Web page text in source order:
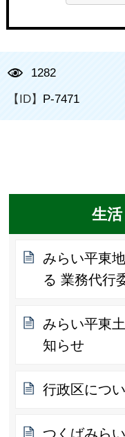
1282
【ID】 P-7471
生
みらい平東
る 業務代行
みらい平東
知らせ
行政区につ
つくばみら